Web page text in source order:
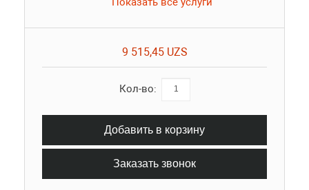
9 515,45 UZS
Кол-во:
Добавить в корзину
Заказать звонок